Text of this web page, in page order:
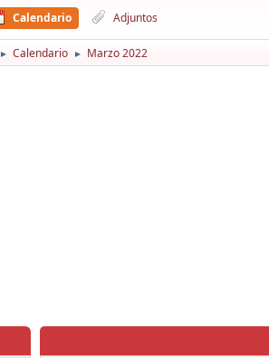
Calendario Adjuntos
► Calendario ► Marzo 2022